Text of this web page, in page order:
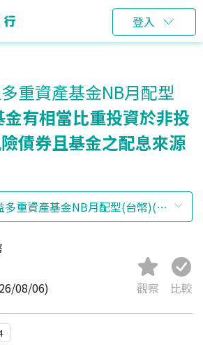
登入
重資產基金NB月配型
金有相當比重投資於非投
債券且基金之配息來源
08/06) 觀察 比較